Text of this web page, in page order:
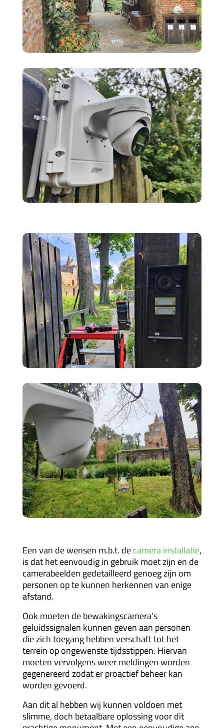
Een van de wensen m.b.t. decamera installatie,
is dat het eenvoudig in gebruik moet zijn en de
camerabeelden gedetailleerd genoeg zijn om
personen op te kunnen herkennen van enige
afstand.
Ook moeten de bewakingscamera’s
geluidssignalen kunnen geven aan personen
die zich toegang hebben verschaft tot het
terrein op ongewenste tijdsstippen. Hiervan
moeten vervolgens weer meldingen worden
gegenereerd zodat er proactief beheer kan
worden gevoerd.
Aan dit al hebben wij kunnen voldoen met
slimme, doch betaalbare oplossing voor dit